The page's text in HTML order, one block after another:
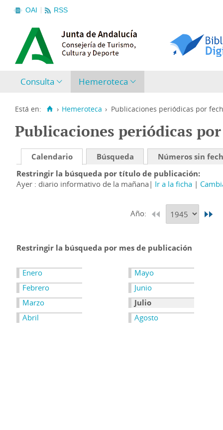
OAI RSS
Consulta Hemeroteca
Está en: › Hemeroteca › Publicaciones periódicas por
Publicaciones periódicas
Calendario Búsqueda
Números sin
Restringir la búsqueda por título de publicación
Ayer : diario informativo de la mañana
Ir a la ficha
Año:
Restringir la búsqueda por mes de publicación
Enero
Febrero
Marzo
Abril
Mayo
Junio
Julio
Agosto